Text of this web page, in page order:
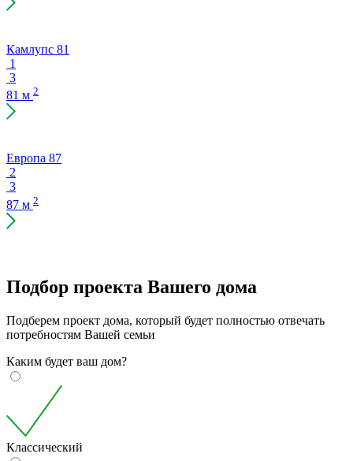
Камлупс 81
1
3
81 м 2
Европа 87
2
3
87 м 2
Подбор проекта Вашего дома
Подберем проект дома, который будет полностью отвечать
потребностям Вашей семьи
Каким будет ваш дом?
Классический